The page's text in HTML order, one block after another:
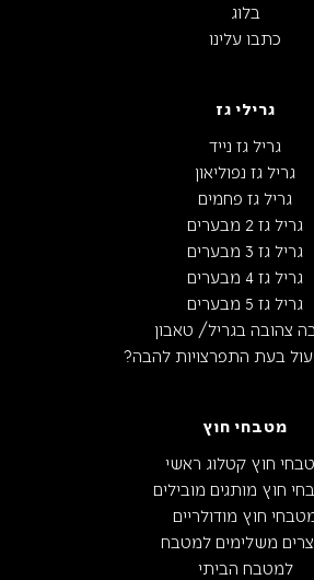
בלוג
כתבו עלינו
גרילי גז
גריל גז נייד
גריל גז נפוליאון
גריל גז פחמים
גריל גז 2 מבערים
גריל גז 3 מבערים
גריל גז 4 מבערים
גריל גז 5 מבערים
צהובה בגריל/ טאבון
בעת התפרצויות להבה?
מטבחי חוץ
חוץ קטלוג ראשי
חוץ מותגים מובילים
חוץ מודולריים
משלימים למטבח
למטבח הביתי